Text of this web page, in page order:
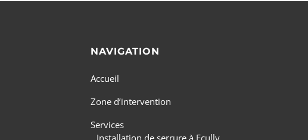
NAVIGATION
Accueil
Zone d’intervention
Services
Installation de serrure à Ecully